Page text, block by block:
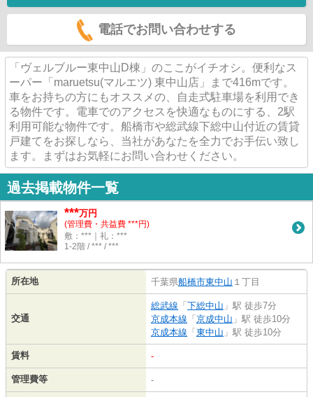
電話でお問い合わせする
「ヴェルブルー東中山D棟」のここがイチオシ。便利なス
ーパー「maruetsu(マルエツ) 東中山店」まで416mです。
車をお持ちの方にもオススメの、自走式駐車場を利用でき
る物件です。電車でのアクセスを快適なものにする、2駅
利用可能な物件です。船橋市や総武線下総中山付近の賃貸
戸建てをお探しなら、当社があなたを全力でお手伝い致し
ます。まずはお気軽にお問い合わせください。
過去掲載物件一覧
***万円
(管理費・共益費 ***円)
敷：***｜礼：***
1-2階 / *** / ***
所在地 千葉県船橋市東中山 １丁目
交通
総武線 「 下総中山 」駅 徒歩7分
京成本線 「 京成中山 」駅 徒歩10分
京成本線 「 東中山 」駅 徒歩10分
賃料 -
管理費等 -